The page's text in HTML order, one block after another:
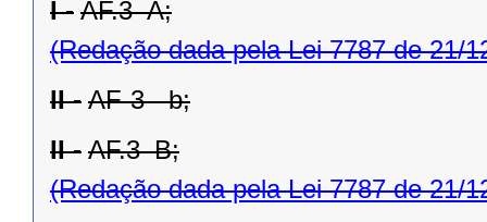
I - AF.3–A;
(Redação dada pela Lei 7787 de 21/
II - AF-3 - b;
II - AF.3–B;
(Redação dada pela Lei 7787 de 21/